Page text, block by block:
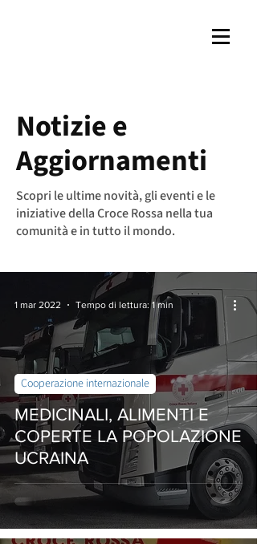
Notizie e
Aggiornamenti
Scopri le ultime novità, gli eventi e le
iniziative della Croce Rossa nella tua
comunità e in tutto il mondo.
MEDICINALI, ALIMENTI E
COPERTE LA POPOLAZIONE
UCRAINA
Cooperazione internazionale
1 mar 2022 Tempo di lettura: 1 min